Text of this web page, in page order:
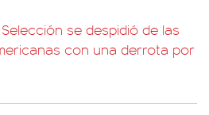
se despidió de las
con una derrota por